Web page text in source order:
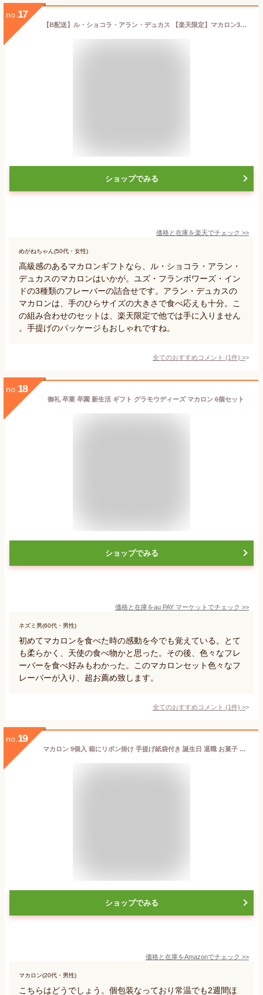
no. 17
【B配送】ル・ショコラ・アラン・デュカス 【楽天限定】マカロン3個入り 手土産 お返し 出産 結婚 職場 高級 プレゼント ギフト スイーツ バレンタイン チョコレート バレンタインチョコ 義理 子供 本命 アランデュカス 2025 プチギフト
ショップでみる
価格と在庫を楽天でチェック >>
めがねちゃん(50代・女性)
高級感のあるマカロンギフトなら、ル・ショコラ・アラン・
デュカスのマカロンはいかが。ユズ・フランボワーズ・イン
ドの3種類のフレーバーの詰合せです。アラン・デュカスの
マカロンは、手のひらサイズの大きさで食べ応えも十分。こ
の組み合わせのセットは、楽天限定で他では手に入りません
。手提げのパッケージもおしゃれですね。
全てのおすすめコメント (1件) >
no. 18
御礼 卒業 卒園 新生活 ギフト グラモウディーズ マカロン 6個セット
ショップでみる
価格と在庫をau PAY マーケット でチェック >>
ネズミ男(60代・男性)
初めてマカロンを食べた時の感動を今でも覚えている。とて
も柔らかく、天使の食べ物かと思った。その後、色々なフレ
ーバーを食べ好みもわかった。このマカロンセット色々なフ
レーバーが入り、超お薦め致します。
全てのおすすめコメント (1件) >
no. 19
マカロン 9個入 箱にリボン掛け 手提げ紙袋付き 誕生日 退職 お菓子 内祝い スイーツ 個包装 天使がくれたマカロン ギフト km09
ショップでみる
価格と在庫をAmazonでチェック >>
マカロン(20代・男性)
こちらはどうでしょう。個包装なっており常温でも2週間ほ